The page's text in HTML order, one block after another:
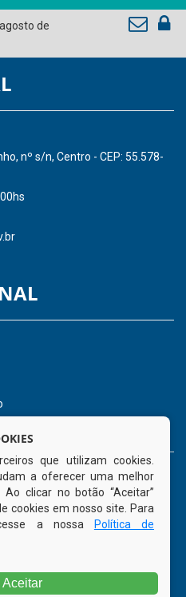
de Pernambuco
Pernambuco
- CNM
Repasses
de
que utilizam cookies.
a oferecer uma melhor
clicar no botão “Aceitar”
cookies em nosso site. Para
a nossa
Política de
Aceitar